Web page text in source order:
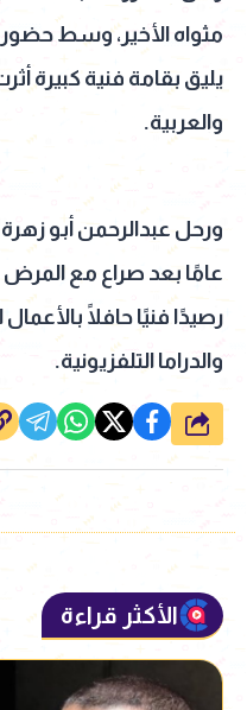
مثواه الأخير، وسط
يليق بقامة فنية كبيرة
والعربية.
عامًا بعد صراع مع المرض
رصيدًا فنيًا حافلًا
والدراما التلفزيونية.
شارك
الأكثر قراءة